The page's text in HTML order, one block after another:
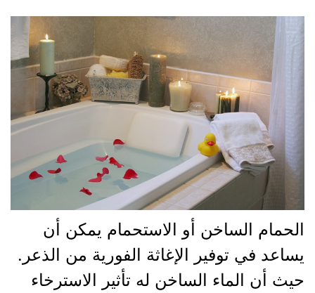
الحمام الساخن أو الاستحمام يمكن أن
يساعد في توفير الإغاثة الفورية من الذعر.
حيث أن الماء الساخن له تأثير الاسترخاء